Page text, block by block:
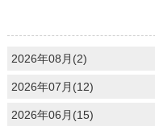
2026年08月(2)
2026年07月(12)
2026年06月(15)